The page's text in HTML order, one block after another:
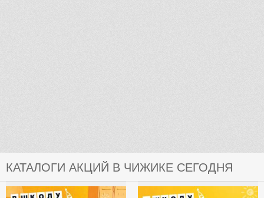
КАТАЛОГИ АКЦИЙ В ЧИЖИКЕ СЕГОДНЯ